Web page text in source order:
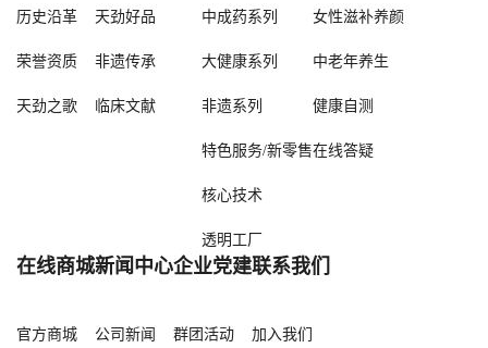
历史沿革
荣誉资质
天劲之歌
天劲好品
非遗传承
临床文献
中成药系列
大健康系列
非遗系列
特色服务/新零售
核心技术
透明工厂
女性滋补养颜
中老年养生
健康自测
在线答疑
在线商城
官方商城
新闻中心
公司新闻
企业党建
群团活动
联系我们
加入我们